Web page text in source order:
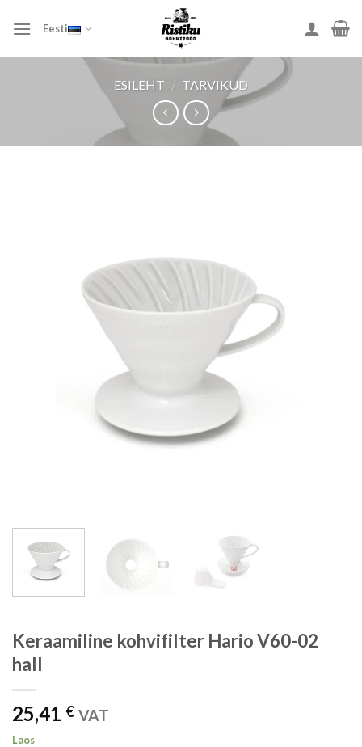
Eesti
ESILEHT / TARVIKUD
Keraamiline kohvifilter Hario V60-02
hall
25,41 € VAT
Laos